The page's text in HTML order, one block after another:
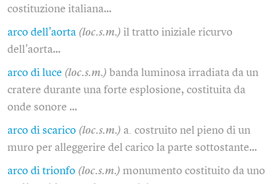
costituzione italiana…
arco dell'aorta (loc.s.m.) il tratto iniziale ricurvo
dell'aorta…
arco di luce (loc.s.m.) banda luminosa irradiata da un
cratere durante una forte esplosione, costituita da
onde sonore …
arco di scarico (loc.s.m.) a. costruito nel pieno di un
muro per alleggerire del carico la parte sottostante…
arco di trionfo (loc.s.m.) monumento costituito da uno